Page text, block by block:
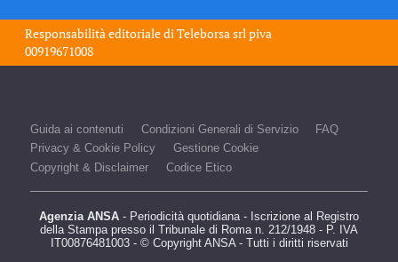
Responsabilità editoriale diTeleborsa srlpiva
00919671008
Guida ai contenuti Condizioni Generali di Servizio
FAQ
Privacy & Cookie Policy
Gestione Cookie
Copyright & Disclaimer
Codice Etico
Agenzia ANSA - Periodicità quotidiana - Iscrizione al Registro
della Stampa presso il Tribunale di Roma n. 212/1948 - P. IVA
IT00876481003 - © Copyright ANSA - Tutti i diritti riservati